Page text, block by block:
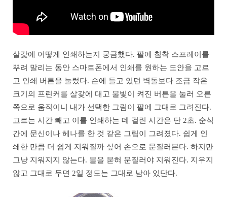
살갗에 어떻게 인쇄하는지 궁금했다. 팔에 침착 스프레이를
뿌려 말리는 동안 스마트폰에서 인쇄를 원하는 도안을 고르
고 인쇄 버튼을 눌렀다. 손에 들고 있던 벽돌보다 조금 작은
크기의 프린커를 살갗에 대고 불빛이 켜진 버튼을 눌러 오른
쪽으로 움직이니 내가 선택한 그림이 팔에 그대로 그려진다.
고르는 시간 빼고 이를 인쇄하는 데 걸린 시간은 단 2초. 순식
간에 문신이나 헤나를 한 것 같은 그림이 그려졌다. 쉽게 인
쇄한 만큼 더 쉽게 지워질까 싶어 손으로 문질러본다. 하지만
그냥 지워지지 않는다. 물을 묻혀 문질러야 지워진다. 지우지
않고 그대로 두면 2일 정도는 그대로 남아 있단다.